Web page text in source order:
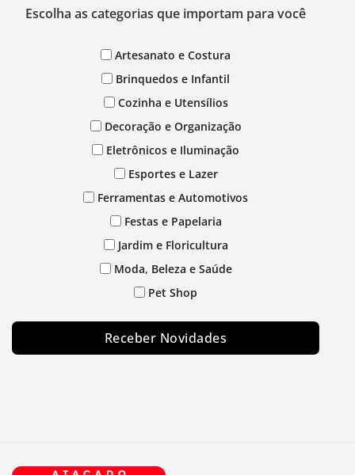
Escolha as categorias que importam para você
Artesanato e Costura
Brinquedos e Infantil
Cozinha e Utensílios
Decoração e Organização
Eletrônicos e Iluminação
Esportes e Lazer
Ferramentas e Automotivos
Festas e Papelaria
Jardim e Floricultura
Moda, Beleza e Saúde
Pet Shop
Receber Novidades